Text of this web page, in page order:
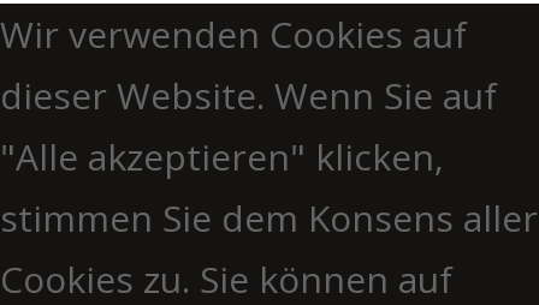
Wir verwenden Cookies auf
dieser Website. Wenn Sie auf
"Alle akzeptieren" klicken,
stimmen Sie dem Konsens aller
Cookies zu. Sie können auf